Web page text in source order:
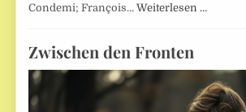
Condemi; François…Weiterlesen …
Zwischen den Fronten